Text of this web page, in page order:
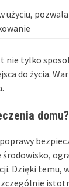
użyciu,
tylko
do życia.
domu?
Dzięki temu,